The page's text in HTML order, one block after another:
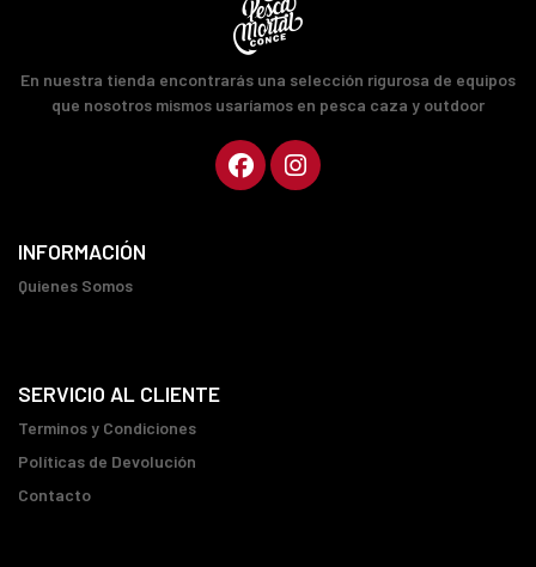
En nuestra tienda encontrarás una selección rigurosa de equipos
que nosotros mismos usaríamos en pesca caza y outdoor
INFORMACIÓN
Quienes Somos
SERVICIO AL CLIENTE
Terminos y Condiciones
Políticas de Devolución
Contacto